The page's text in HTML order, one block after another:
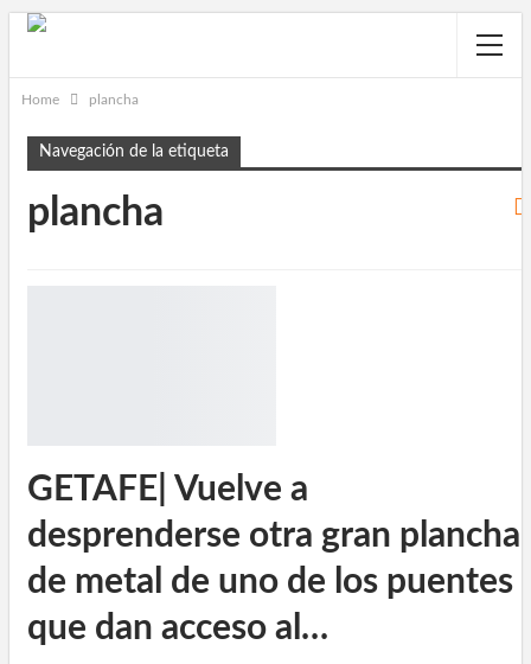
Home plancha
Navegación de la etiqueta
plancha
GETAFE| Vuelve a
desprenderse otra gran plancha
de metal de uno de los puentes
que dan acceso al…